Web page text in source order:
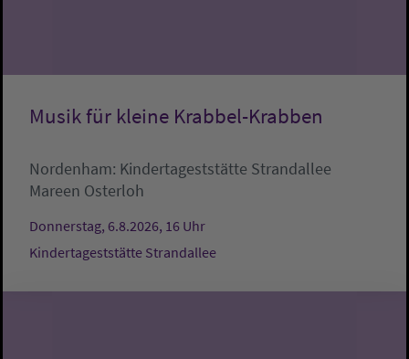
Musik für kleine Krabbel-Krabben
Nordenham: Kindertageststätte Strandallee
Mareen Osterloh
Donnerstag, 6.8.2026, 16 Uhr
Kindertageststätte Strandallee